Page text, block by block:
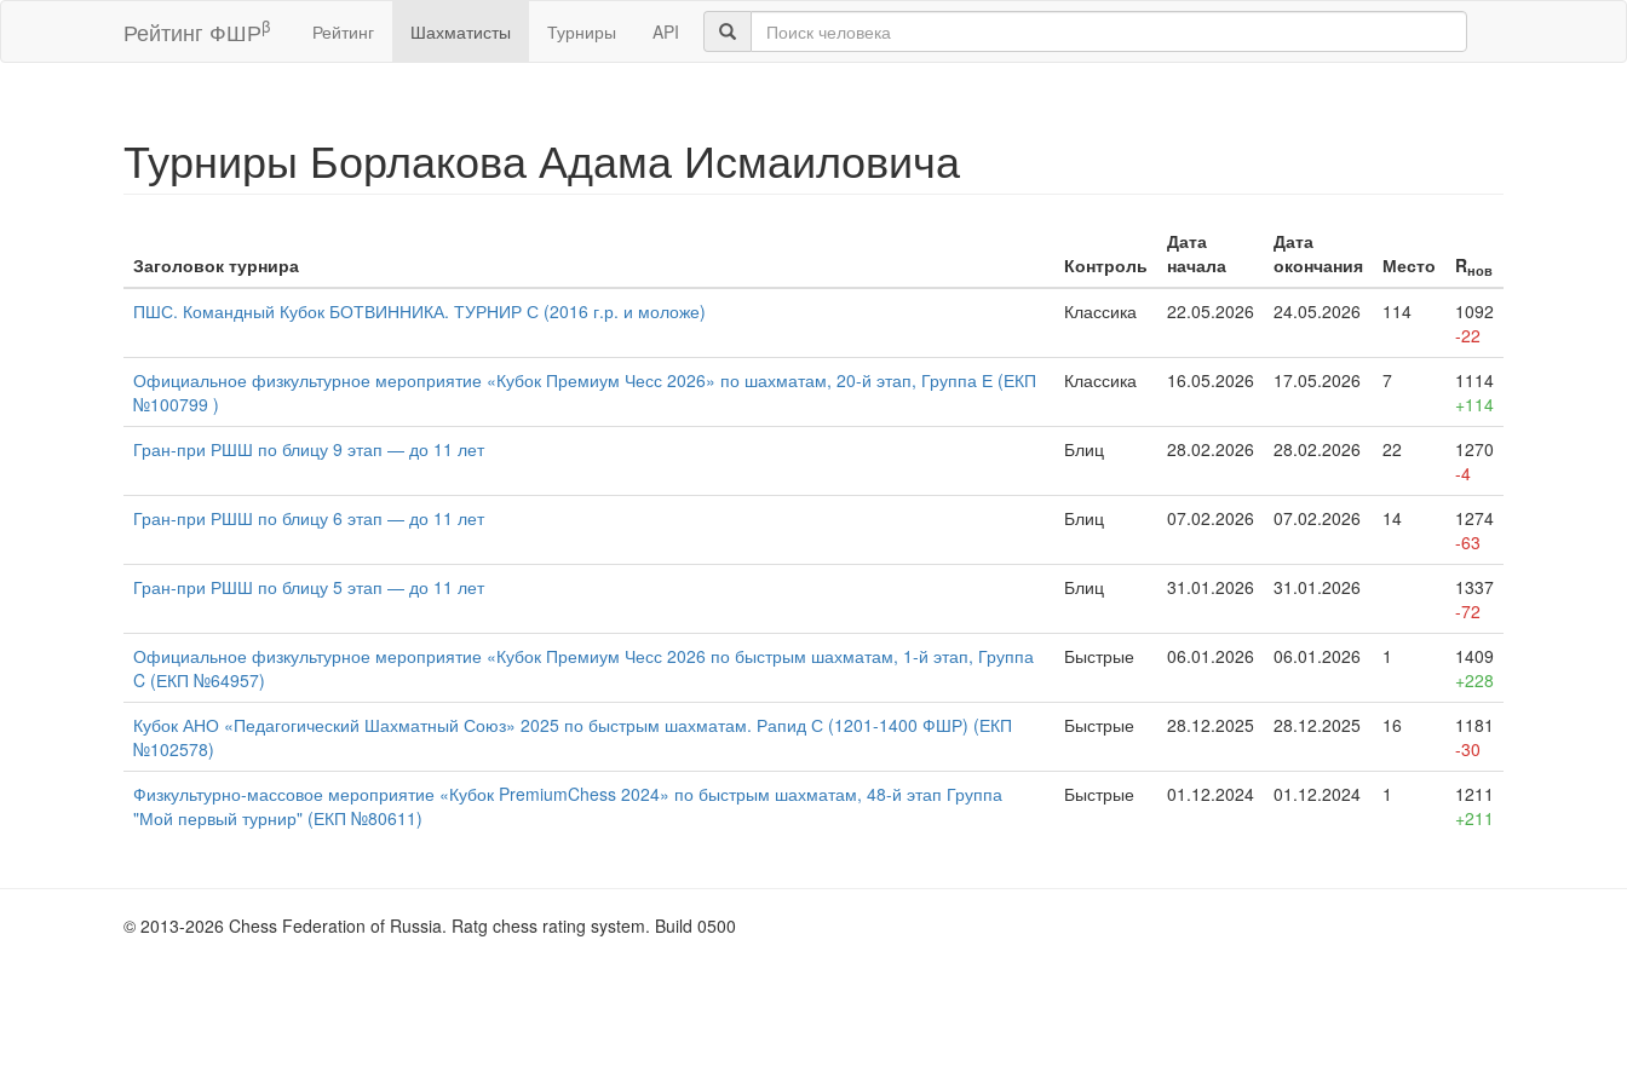
Рейтинг ФШРβ Рейтинг Шахматисты Турниры API
Турниры Борлакова Адама Исмаиловича
Заголовок турнира Контроль
Дата
начала
Дата
окончания
Место Rнов
ПШС. Командный Кубок БОТВИННИКА. ТУРНИР С (2016 г.р. и моложе) Классика 22.05.2026 24.05.2026 114
1092
-22
Официальное физкультурное мероприятие «Кубок Премиум Чесс 2026» по шахматам, 20-й этап, Группа Е (ЕКП
№100799 )
Классика 16.05.2026 17.05.2026 7
1114
+114
Гран-при РШШ по блицу 9 этап — до 11 лет
Блиц 28.02.2026 28.02.2026 22
1270
-4
Гран-при РШШ по блицу 6 этап — до 11 лет
Блиц 07.02.2026 07.02.2026 14
1274
-63
Гран-при РШШ по блицу 5 этап — до 11 лет
Блиц 31.01.2026 31.01.2026
1337
-72
Официальное физкультурное мероприятие «Кубок Премиум Чесс 2026 по быстрым шахматам, 1-й этап, Группа
C (ЕКП №64957)
Быстрые 06.01.2026 06.01.2026 1
1409
+228
Кубок АНО «Педагогический Шахматный Союз» 2025 по быстрым шахматам. Рапид С (1201-1400 ФШР) (ЕКП
№102578)
Быстрые 28.12.2025 28.12.2025 16
1181
-30
Физкультурно-массовое мероприятие «Кубок PremiumChess 2024» по быстрым шахматам, 48-й этап Группа
"Мой первый турнир" (ЕКП №80611)
Быстрые 01.12.2024 01.12.2024 1
1211
+211
© 2013-2026 Chess Federation of Russia. Ratg chess rating system. Build 0500